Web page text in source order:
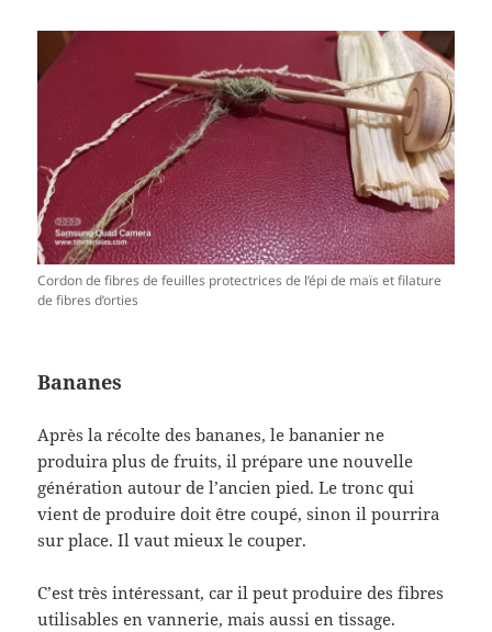
Cordon de fibres de feuilles protectrices de l’épi de maïs et filature
de fibres d’orties
Bananes
Après la récolte des bananes, le bananier ne
produira plus de fruits, il prépare une nouvelle
génération autour de l’ancien pied. Le tronc qui
vient de produire doit être coupé, sinon il pourrira
sur place. Il vaut mieux le couper.
C’est très intéressant, car il peut produire des fibres
utilisables en vannerie, mais aussi en tissage.